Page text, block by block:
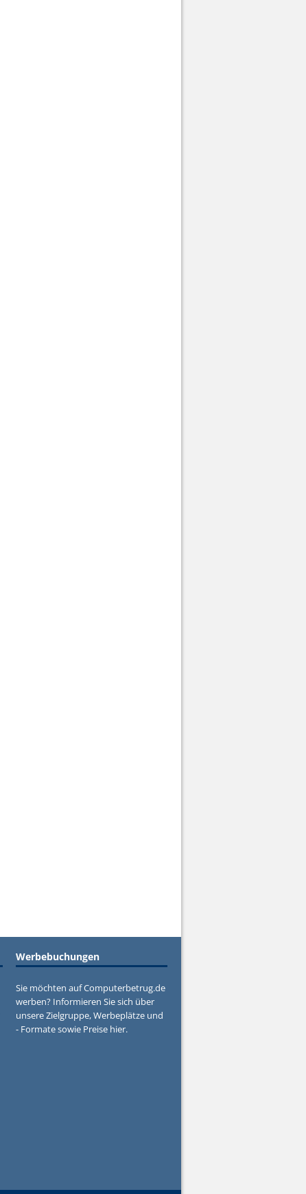
Werbebuchungen
Sie möchten auf Computerbetrug.de
werben? Informieren Sie sich über
unsere Zielgruppe, Werbeplätze und
- Formate sowie Preise hier.